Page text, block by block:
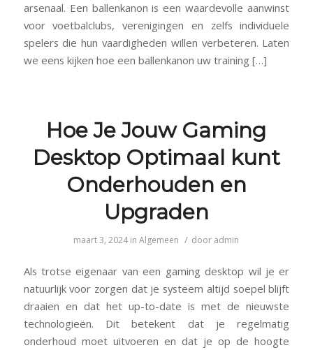
arsenaal. Een ballenkanon is een waardevolle aanwinst
voor voetbalclubs, verenigingen en zelfs individuele
spelers die hun vaardigheden willen verbeteren. Laten
we eens kijken hoe een ballenkanon uw training […]
Hoe Je Jouw Gaming
Desktop Optimaal kunt
Onderhouden en
Upgraden
maart 3, 2024 inAlgemeen / door admin
Als trotse eigenaar van een gaming desktop wil je er
natuurlijk voor zorgen dat je systeem altijd soepel blijft
draaien en dat het up-to-date is met de nieuwste
technologieën. Dit betekent dat je regelmatig
onderhoud moet uitvoeren en dat je op de hoogte